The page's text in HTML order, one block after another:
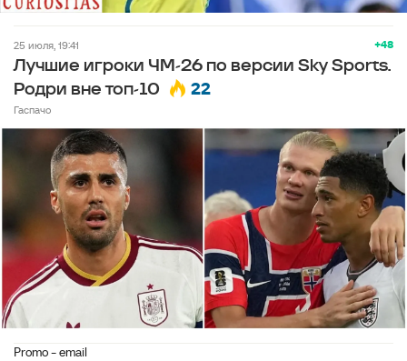
+48
25 июля, 19:41
Лучшие игроки ЧМ-26 по версии Sky Sports.
Родри вне топ-10
22
Гаспачо
Promo - email